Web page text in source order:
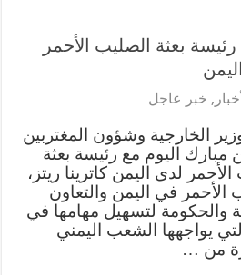
بعثة الصليب الأحمر
, خبر عاجل
الخارجية وشؤون المغتربين
اليوم مع رئيسة بعثة
لدى اليمن كاترينا ريتز،
في اليمن والتعاون
والحكومة لتسهيل مهامها في
يواجهها الشعب اليمني
من …